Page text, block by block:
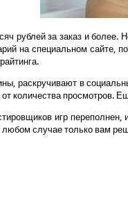
рублей за заказ и более.
на специальном сайте,
раскручивают в
количества просмотров.
игр
случае только вам